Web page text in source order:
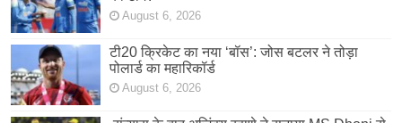
August 6, 2026
टी20 क्रिकेट का नया ‘बॉस’: जोस बटलर ने तोड़ा
पोलार्ड का महारिकॉर्ड
August 6, 2026